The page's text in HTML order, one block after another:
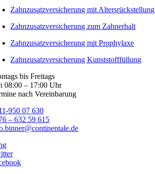
Zahnzusatzversicherung mit Altersrückstellung
Zahnzusatzversicherung zum Zahnerhalt
Zahnzusatzversicherung mit Prophylaxe
Zahnzusatzversicherung Kunststofffüllung
bis Freitags
08:00 – 17:00 Uhr
nach Vereinbarung
950 07 630
– 632 59 615